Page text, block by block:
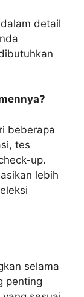
detail
beberapa
tes
up.
lebih
selama
penting